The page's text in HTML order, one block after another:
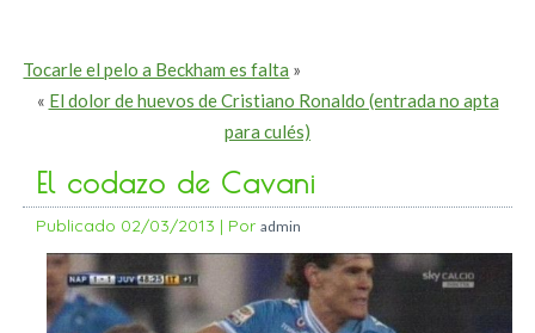
Tocarle el pelo a Beckham es falta »
« El dolor de huevos de Cristiano Ronaldo (entrada no apta
para culés)
El codazo de Cavani
Publicado 02/03/2013 | Por admin